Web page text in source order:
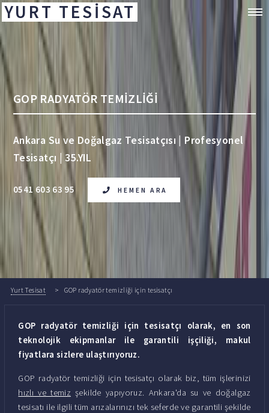
YURT TESİSAT
GOP RADYATÖR TEMİZLİĞİ
Ankara Su ve Doğalgaz Tesisatçısı | Profesyonel
Tesisatçı | 35.YIL
0541 603 63 95 HEMEN ARA
Yurt Tesisat GOP radyatör temizliği için tesisatçı
GOP radyatör temizliği için tesisatçı olarak, en son
teknolojik ekipmanlar ile garantili işçiliği, makul
fiyatlara sizlere ulaştırıyoruz.
GOP radyatör temizliği için tesisatçı olarak biz, tüm işlerinizi
hızlı ve temiz şekilde yapıyoruz. Ankara'da su ve doğalgaz
tesisatı ile ilgili tüm arızalarınızı tek seferde ve garantili şekilde